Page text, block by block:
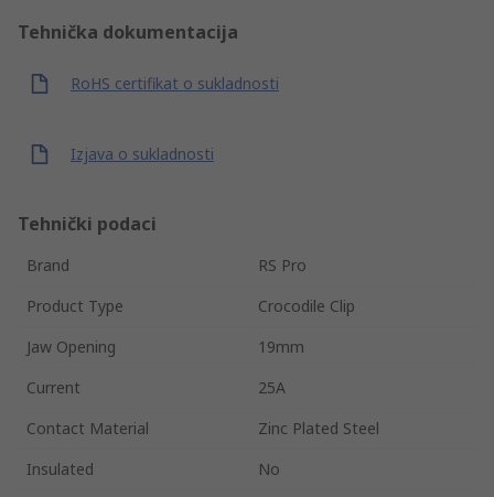
Tehnička dokumentacija
RoHS certifikat o sukladnosti
Izjava o sukladnosti
Tehnički podaci
Brand
RS Pro
Product Type
Crocodile Clip
Jaw Opening
19mm
Current
25A
Contact Material
Zinc Plated Steel
Insulated
No